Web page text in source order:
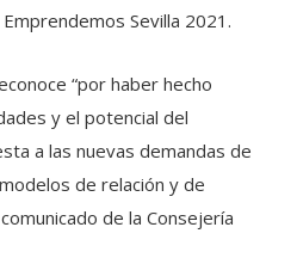
Sevilla 2021.
“por haber hecho
y el potencial del
a las nuevas demandas de
de relación y de
de la Consejería